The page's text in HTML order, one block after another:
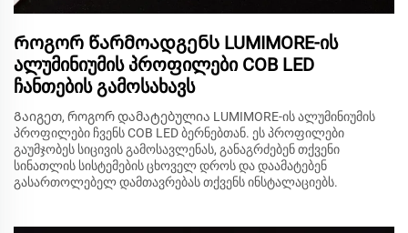
Როგორ წარმოადგენს LUMIMORE-ის
ალუმინიუმის პროფილები COB LED
ჩანთების გამოსახავს
Გაიგეთ, როგორ დამატებულია LUMIMORE-ის ალუმინიუმის
პროფილები ჩვენს COB LED ბერნებთან. ეს პროფილები
გაუმჯობეს სიცივის გამოსავლენას, განაგრძებენ თქვენი
სინათლის სისტემების ცხოველ დროს და დაამატებენ
გასართოლებელ დამთავრებას თქვენს ინსტალაციებს.